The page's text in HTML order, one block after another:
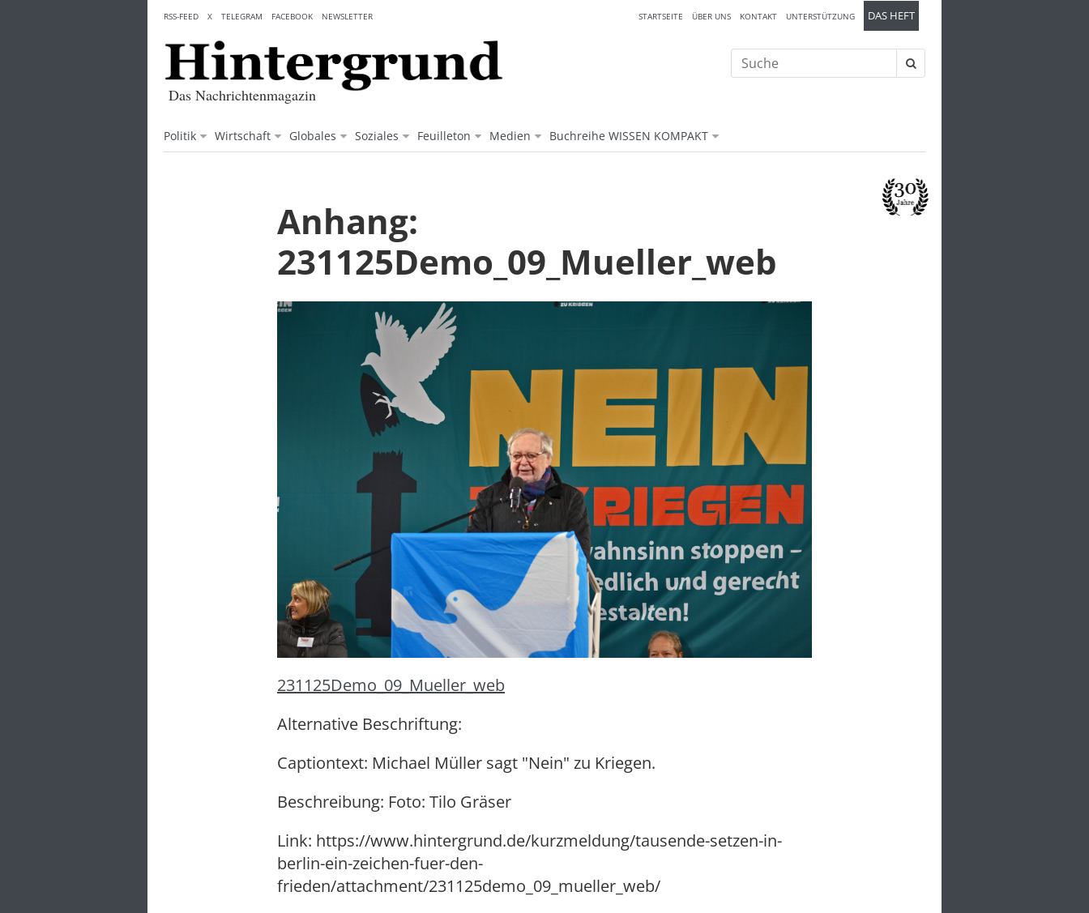
content
Das Nachrichtenmagazin
Politik Wirtschaft Globales Soziales Feuilleton Medien Buchreihe WISSEN KOMPAKT
STARTSEITE ÜBER UNS KONTAKT UNTERSTÜTZUNG DAS HEFT
RSS-FEED X TELEGRAM FACEBOOK NEWSLETTER
Suche
nach:
Anhang:
231125Demo_09_Mueller_web
231125Demo_09_Mueller_web
Alternative Beschriftung:
Captiontext: Michael Müller sagt "Nein" zu Kriegen.
Beschreibung: Foto: Tilo Gräser
Link: https://www.hintergrund.de/kurzmeldung/tausende-setzen-in-
berlin-ein-zeichen-fuer-den-
frieden/attachment/231125demo_09_mueller_web/